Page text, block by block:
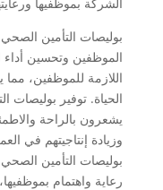
بوليصات التأمين
الموظفين وتحسين أداء
اللازمة للموظفين،
الحياة. توفير بوليصات
يشعرون بالراحة
وزيادة إنتاجيتهم في
بوليصات التأمين
رعاية واهتمام